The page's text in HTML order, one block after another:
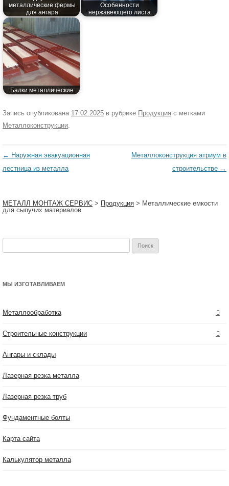
металлические фермы
для ангара
Особенности
нержавеющего листа
Балки металлические
Запись опубликована 17.02.2025 в рубрике Продукция с метками
Металлоконструкции.
Навигация
по
← Наружная эвакуационная
лестница из металла
Металлоконструкция атриум в
строительстве →
МЕТАЛЛ МОНТАЖ СЕРВИС > Продукция > Металлические емкости
для сыпучих материалов
МЫ ИЗГОТАВЛИВАЕМ
Металлообработка
Строительные конструкции
Ангары и склады
Лазерная резка металла
Лазерная резка труб
Фундаментные болты
Карта сайта
Калькулятор металла